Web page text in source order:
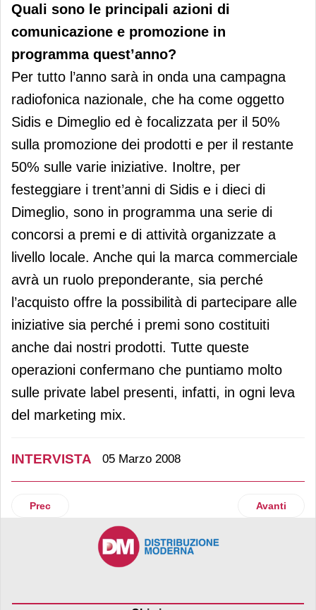
Quali sono le principali azioni di
comunicazione e promozione in
programma quest’anno?
Per tutto l’anno sarà in onda una campagna
radiofonica nazionale, che ha come oggetto
Sidis e Dimeglio ed è focalizzata per il 50%
sulla promozione dei prodotti e per il restante
50% sulle varie iniziative. Inoltre, per
festeggiare i trent’anni di Sidis e i dieci di
Dimeglio, sono in programma una serie di
concorsi a premi e di attività organizzate a
livello locale. Anche qui la marca commerciale
avrà un ruolo preponderante, sia perché
l’acquisto offre la possibilità di partecipare alle
iniziative sia perché i premi sono costituiti
anche dai nostri prodotti. Tutte queste
operazioni confermano che puntiamo molto
sulle private label presenti, infatti, in ogni leva
del marketing mix.
INTERVISTA 05 Marzo 2008
Articolo precedente: Villani, il "Gastronauta dei salumi"
Prec Articolo
Avanti